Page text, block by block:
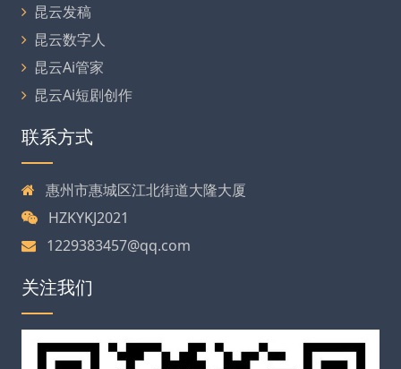
昆云发稿
昆云数字人
昆云Ai管家
昆云Ai短剧创作
联系方式
惠州市惠城区江北街道大隆大厦
HZKYKJ2021
1229383457@qq.com
关注我们